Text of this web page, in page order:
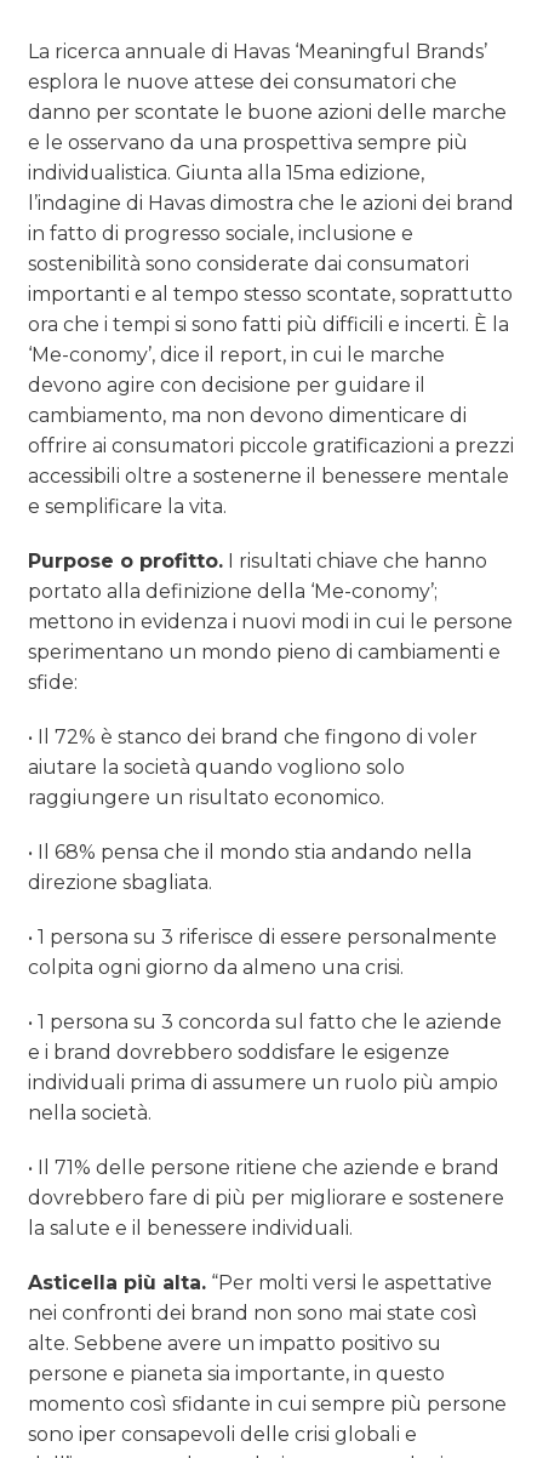
La ricerca annuale di Havas ‘Meaningful Brands’
esplora le nuove attese dei consumatori che
danno per scontate le buone azioni delle marche
e le osservano da una prospettiva sempre più
individualistica. Giunta alla 15ma edizione,
l’indagine di Havas dimostra che le azioni dei brand
in fatto di progresso sociale, inclusione e
sostenibilità sono considerate dai consumatori
importanti e al tempo stesso scontate, soprattutto
ora che i tempi si sono fatti più difficili e incerti. È la
‘Me-conomy’, dice il report, in cui le marche
devono agire con decisione per guidare il
cambiamento, ma non devono dimenticare di
offrire ai consumatori piccole gratificazioni a prezzi
accessibili oltre a sostenerne il benessere mentale
e semplificare la vita.
Purpose o profitto. I risultati chiave che hanno
portato alla definizione della ‘Me-conomy’;
mettono in evidenza i nuovi modi in cui le persone
sperimentano un mondo pieno di cambiamenti e
sfide:
• Il 72% è stanco dei brand che fingono di voler
aiutare la società quando vogliono solo
raggiungere un risultato economico.
• Il 68% pensa che il mondo stia andando nella
direzione sbagliata.
• 1 persona su 3 riferisce di essere personalmente
colpita ogni giorno da almeno una crisi.
• 1 persona su 3 concorda sul fatto che le aziende
e i brand dovrebbero soddisfare le esigenze
individuali prima di assumere un ruolo più ampio
nella società.
• Il 71% delle persone ritiene che aziende e brand
dovrebbero fare di più per migliorare e sostenere
la salute e il benessere individuali.
Asticella più alta. “Per molti versi le aspettative
nei confronti dei brand non sono mai state così
alte. Sebbene avere un impatto positivo su
persone e pianeta sia importante, in questo
momento così sfidante in cui sempre più persone
sono iper consapevoli delle crisi globali e